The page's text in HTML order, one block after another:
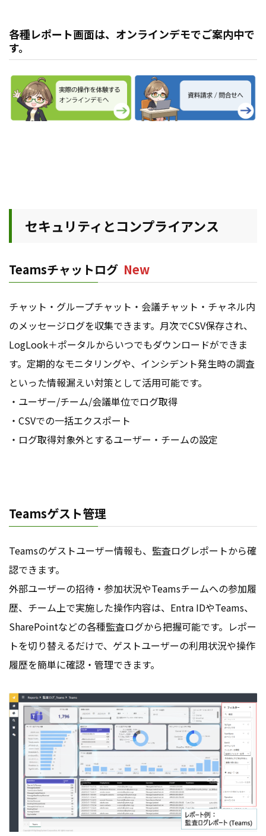
各種レポート画面は、オンラインデモでご案内中で
す。
セキュリティとコンプライアンス
Teamsチャットログ New
チャット・グループチャット・会議チャット・チャネル内
のメッセージログを収集できます。月次でCSV保存され、
LogLook＋ポータルからいつでもダウンロードができま
す。定期的なモニタリングや、インシデント発生時の調査
といった情報漏えい対策として活用可能です。
・ユーザー/チーム/会議単位でログ取得
・CSVでの一括エクスポート
・ログ取得対象外とするユーザー・チームの設定
Teamsゲスト管理
Teamsのゲストユーザー情報も、監査ログレポートから確
認できます。
外部ユーザーの招待・参加状況やTeamsチームへの参加履
歴、チーム上で実施した操作内容は、Entra IDやTeams、
SharePointなどの各種監査ログから把握可能です。レポー
トを切り替えるだけで、ゲストユーザーの利用状況や操作
履歴を簡単に確認・管理できます。